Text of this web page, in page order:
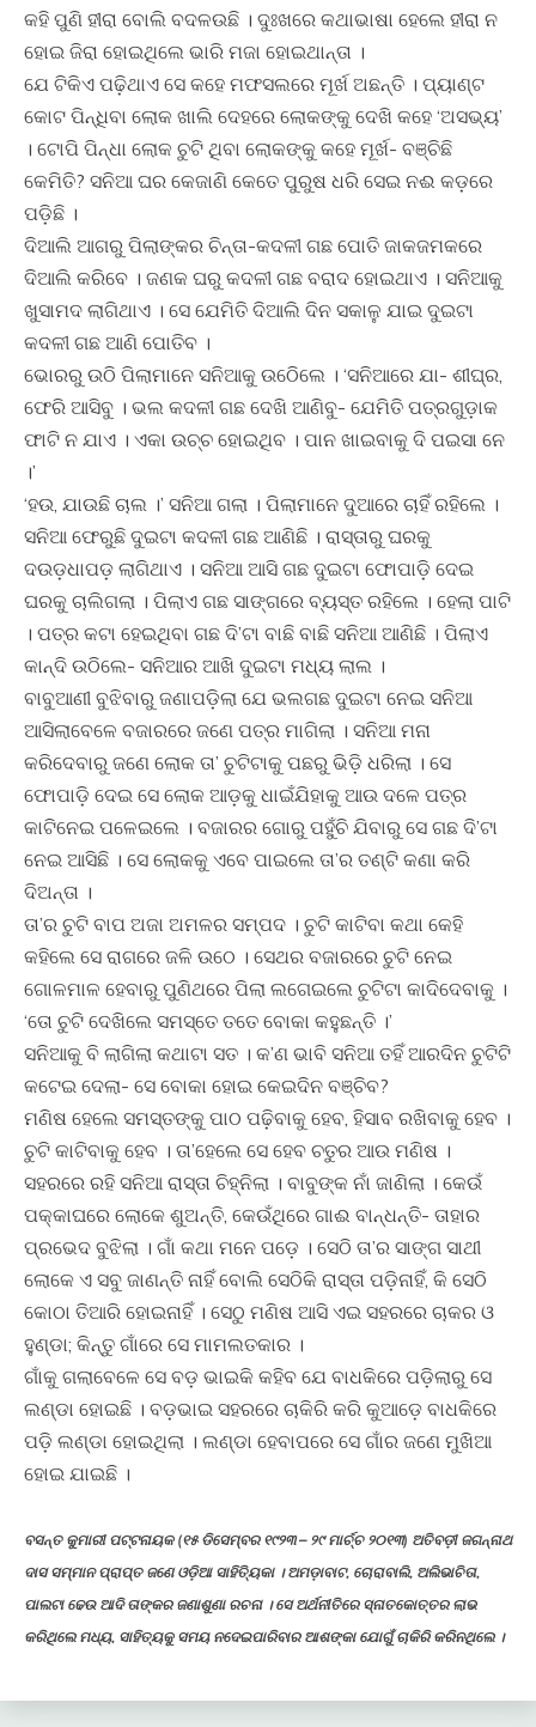
କହି ପୁଣି ହୀରା ବୋଲି ବଦଳଉଛି । ଦୁଃଖରେ କଥାଭାଷା ହେଲେ ହୀରା ନ
ହୋଇ ଜିରା ହୋଇଥିଲେ ଭାରି ମଜା ହୋଇଥାନ୍ତା ।
ଯେ ଟିକିଏ ପଢ଼ିଥାଏ ସେ କହେ ମଫସଲରେ ମୂର୍ଖ ଅଛନ୍ତି । ପ୍ୟାଣ୍ଟ
କୋଟ ପିନ୍ଧିବା ଲୋକ ଖାଲି ଦେହରେ ଲୋକଙ୍କୁ ଦେଖି କହେ ‘ଅସଭ୍ୟ’
। ଟୋପି ପିନ୍ଧା ଲୋକ ଚୁଟି ଥିବା ଲୋକଙ୍କୁ କହେ ମୂର୍ଖ- ବଞ୍ଚିଛି
କେମିତି? ସନିଆ ଘର କେଜାଣି କେତେ ପୁରୁଷ ଧରି ସେଇ ନଈ କଡ଼ରେ
ପଡ଼ିଛି ।
ଦିଆଲି ଆଗରୁ ପିଲାଙ୍କର ଚିନ୍ତା-କଦଳୀ ଗଛ ପୋତି ଜାକଜମକରେ
ଦିଆଲି କରିବେ । ଜଣକ ଘରୁ କଦଳୀ ଗଛ ବରାଦ ହୋଇଥାଏ । ସନିଆକୁ
ଖୁସାମଦ ଲାଗିଥାଏ । ସେ ଯେମିତି ଦିଆଲି ଦିନ ସକାଳୁ ଯାଇ ଦୁଇଟା
କଦଳୀ ଗଛ ଆଣି ପୋତିବ ।
ଭୋରରୁ ଉଠି ପିଲାମାନେ ସନିଆକୁ ଉଠେିଲେ । ‘ସନିଆରେ ଯା- ଶୀଘ୍ର,
ଫେରି ଆସିବୁ । ଭଲ କଦଳୀ ଗଛ ଦେଖି ଆଣିବୁ- ଯେମିତି ପତ୍ରଗୁଡ଼ାକ
ଫାଟି ନ ଯାଏ । ଏକା ଉଚ୍ଚ ହୋଇଥିବ । ପାନ ଖାଇବାକୁ ଦି ପଇସା ନେ
।’
‘ହଉ, ଯାଉଛି ଚାଲ ।’ ସନିଆ ଗଲା । ପିଲାମାନେ ଦୁଆରେ ଚାହିଁ ରହିଲେ ।
ସନିଆ ଫେରୁଛି ଦୁଇଟା କଦଳୀ ଗଛ ଆଣିଛି । ରାସ୍ତାରୁ ଘରକୁ
ଦଉଡ଼ଧାପଡ଼ ଲାଗିଥାଏ । ସନିଆ ଆସି ଗଛ ଦୁଇଟା ଫୋପାଡି଼ ଦେଇ
ଘରକୁ ଚାଲିଗଲା । ପିଲାଏ ଗଛ ସାଙ୍ଗରେ ବ୍ୟସ୍ତ ରହିଲେ । ହେଲା ପାଟି
। ପତ୍ର କଟା ହେଇଥିବା ଗଛ ଦି’ଟା ବାଛି ବାଛି ସନିଆ ଆଣିଛି । ପିଲାଏ
କାନ୍ଦି ଉଠିଲେ- ସନିଆର ଆଖି ଦୁଇଟା ମଧ୍ୟ ଲାଲ ।
ବାବୁଆଣୀ ବୁଝିବାରୁ ଜଣାପଡ଼ିଲା ଯେ ଭଲଗଛ ଦୁଇଟା ନେଇ ସନିଆ
ଆସିଲାବେଳେ ବଜାରରେ ଜଣେ ପତ୍ର ମାଗିଲା । ସନିଆ ମନା
କରିଦେବାରୁ ଜଣେ ଲୋକ ତା’ ଚୁଟିଟାକୁ ପଛରୁ ଭିଡି଼ ଧରିଲା । ସେ
ଫୋପାଡ଼ି ଦେଇ ସେ ଲୋକ ଆଡ଼କୁ ଧାଇଁଯିହାକୁ ଆଉ ଦଳେ ପତ୍ର
କାଟିନେଇ ପଳେଇଲେ । ବଜାରର ଗୋରୁ ପହୁଁଚି ଯିବାରୁ ସେ ଗଛ ଦି’ଟା
ନେଇ ଆସିଛି । ସେ ଲୋକକୁ ଏବେ ପାଇଲେ ତା’ର ତଣ୍ଟି କଣା କରି
ଦିଅନ୍ତା ।
ତା’ର ଚୁଟି ବାପ ଅଜା ଅମଳର ସମ୍ପଦ । ଚୁଟି କାଟିବା କଥା କେହି
କହିଲେ ସେ ରାଗରେ ଜଳି ଉଠେ । ସେଥର ବଜାରରେ ଚୁଟି ନେଇ
ଗୋଳମାଳ ହେବାରୁ ପୁଣିଥରେ ପିଲା ଲଗେଇଲେ ଚୁଟିଟା କାଦିଦେବାକୁ ।
‘ତୋ ଚୁଟି ଦେଖିଲେ ସମସ୍ତେ ତତେ ବୋକା କହୁଛନ୍ତି ।’
ସନିଆକୁ ବି ଲାଗିଲା କଥାଟା ସତ । କ’ଣ ଭାବି ସନିଆ ତହିଁ ଆରଦିନ ଚୁଟିଟି
କଟେଇ ଦେଲା- ସେ ବୋକା ହୋଇ କେଇଦିନ ବଞ୍ଚିବ?
ମଣିଷ ହେଲେ ସମସ୍ତଙ୍କୁ ପାଠ ପଢ଼ିବାକୁ ହେବ, ହିସାବ ରଖିବାକୁ ହେବ ।
ଚୁଟି କାଟିବାକୁ ହେବ । ତା’ହେଲେ ସେ ହେବ ଚତୁର ଆଉ ମଣିଷ ।
ସହରରେ ରହି ସନିଆ ରାସ୍ତା ଚିହ୍ନିଲା । ବାବୁଙ୍କ ନାଁ ଜାଣିଲା । କେଉଁ
ପକ୍କାଘରେ ଲୋକେ ଶୁଅନ୍ତି, କେଉଁଥିରେ ଗାଈ ବାନ୍ଧନ୍ତି- ତାହାର
ପ୍ରଭେଦ ବୁଝିଲା । ଗାଁ କଥା ମନେ ପଡ଼େ । ସେଠି ତା’ର ସାଙ୍ଗ ସାଥୀ
ଲୋକେ ଏ ସବୁ ଜାଣନ୍ତି ନାହିଁ ବୋଲି ସେଠିକି ରାସ୍ତା ପଡି଼ନାହିଁ, କି ସେଠି
କୋଠା ତିଆରି ହୋଇନାହିଁ । ସେଠୁ ମଣିଷ ଆସି ଏଇ ସହରରେ ଚାକର ଓ
ହୁଣ୍ଡା; କିନ୍ତୁ ଗାଁରେ ସେ ମାମଲତକାର ।
ଗାଁକୁ ଗଲାବେଳେ ସେ ବଡ଼ ଭାଇକି କହିବ ଯେ ବାଧକିରେ ପଡ଼ିଲାରୁ ସେ
ଲଣ୍ଡା ହୋଇଛି । ବଡ଼ଭାଇ ସହରରେ ଚାକିରି କରି କୁଆଡ଼େ ବାଧକିରେ
ପଡି଼ ଲଣ୍ଡା ହୋଇଥିଲା । ଲଣ୍ଡା ହେବାପରେ ସେ ଗାଁର ଜଣେ ମୁଖିଆ
ହୋଇ ଯାଇଛି ।
ବସନ୍ତ କୁମାରୀ ପଟ୍ଟନାୟକ (୧୫ ଡିସେମ୍ବର ୧୯୨୩ – ୨୯ ମାର୍ଚ୍ଚ ୨୦୧୩) ଅତିବଡ଼ୀ ଜଗନ୍ନାଥ
ଦାସ ସମ୍ମାନ ପ୍ରାପ୍ତ ଜଣେ ଓଡ଼ିଆ ସାହିତ୍ୟିକା । ଅମଡ଼ାବାଟ, ଚୋରାବାଲି, ଅଲିଭାଚିତା,
ପାଲଟା ଢେଉ ଆଦି ତାଙ୍କର ଜଣାଶୁଣା ରଚନା । ସେ ଅର୍ଥନୀତିରେ ସ୍ନାତକୋତ୍ତର ଲାଭ
କରିଥିଲେ ମଧ୍ୟ, ସାହିତ୍ୟକୁ ସମୟ ନଦେଇପାରିବାର ଆଶଙ୍କା ଯୋଗୁଁ ଚାକିରି କରିନଥିଲେ ।